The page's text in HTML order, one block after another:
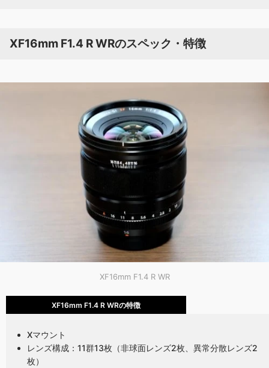
XF16mm F1.4 R WRのスペック・特徴
XF16mm F1.4 R WR
XF16mm F1.4 R WRの特徴
Xマウント
レンズ構成：11群13枚（非球面レンズ2枚、異常分散レンズ2
枚）